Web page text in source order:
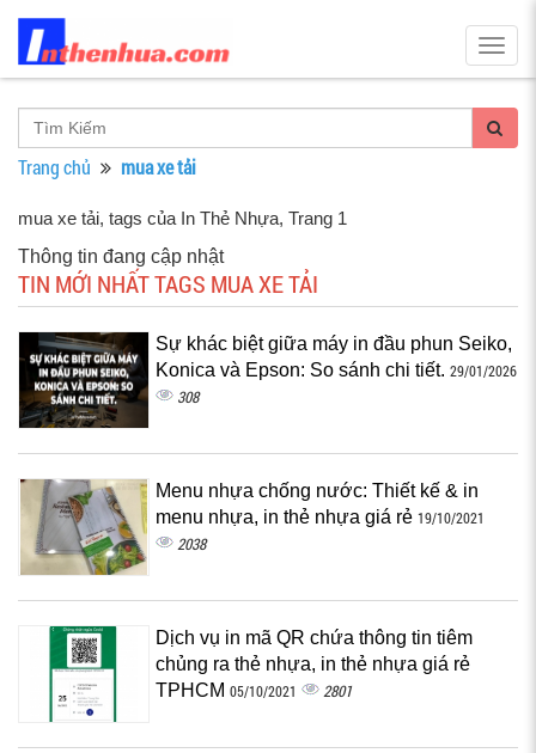
Trang chủ mua xe tải
mua xe tải, tags của In Thẻ Nhựa, Trang 1
Thông tin đang cập nhật
TIN MỚI NHẤT TAGS MUA XE TẢI
Sự khác biệt giữa máy in đầu phun Seiko,
Konica và Epson: So sánh chi tiết. 29/01/2026
308
Menu nhựa chống nước: Thiết kế & in
menu nhựa, in thẻ nhựa giá rẻ 19/10/2021
2038
Dịch vụ in mã QR chứa thông tin tiêm
chủng ra thẻ nhựa, in thẻ nhựa giá rẻ
TPHCM 05/10/2021 2801